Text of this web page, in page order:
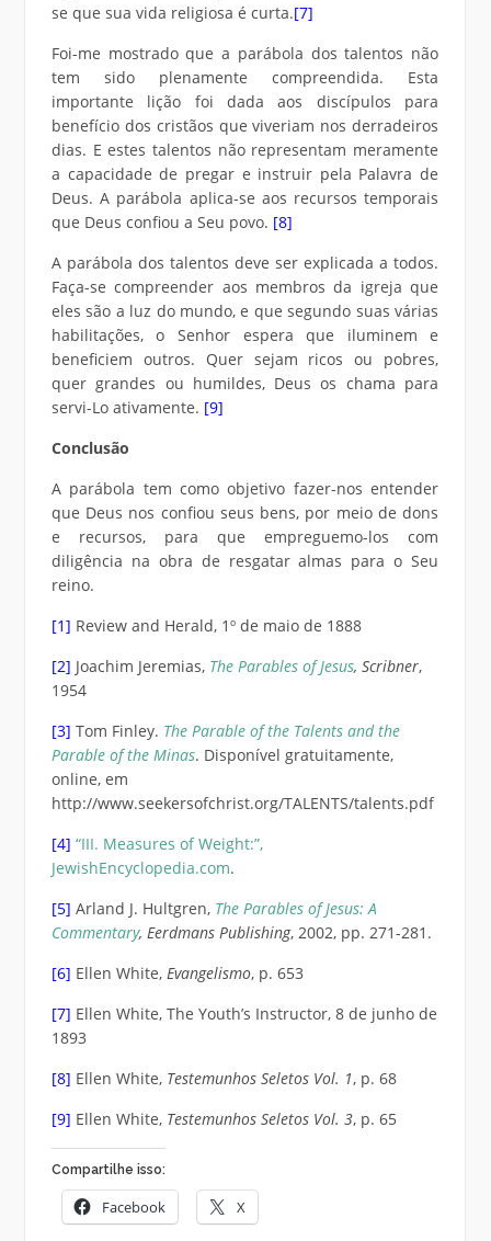
se que sua vida religiosa é curta.[7]
Foi-me mostrado que a parábola dos talentos não
tem sido plenamente compreendida. Esta
importante lição foi dada aos discípulos para
benefício dos cristãos que viveriam nos derradeiros
dias. E estes talentos não representam meramente
a capacidade de pregar e instruir pela Palavra de
Deus. A parábola aplica-se aos recursos temporais
que Deus confiou a Seu povo. [8]
A parábola dos talentos deve ser explicada a todos.
Faça-se compreender aos membros da igreja que
eles são a luz do mundo, e que segundo suas várias
habilitações, o Senhor espera que iluminem e
beneficiem outros. Quer sejam ricos ou pobres,
quer grandes ou humildes, Deus os chama para
servi-Lo ativamente. [9]
Conclusão
A parábola tem como objetivo fazer-nos entender
que Deus nos confiou seus bens, por meio de dons
e recursos, para que empreguemo-los com
diligência na obra de resgatar almas para o Seu
reino.
[1] Review and Herald, 1º de maio de 1888
[2] Joachim Jeremias, The Parables of Jesus, Scribner,
1954
[3] Tom Finley. The Parable of the Talents and the
Parable of the Minas. Disponível gratuitamente,
online, em
http://www.seekersofchrist.org/TALENTS/talents.pdf
[4] “III. Measures of Weight:”,
JewishEncyclopedia.com.
[5] Arland J. Hultgren, The Parables of Jesus: A
Commentary, Eerdmans Publishing, 2002, pp. 271-281.
[6] Ellen White, Evangelismo, p. 653
[7] Ellen White, The Youth’s Instructor, 8 de junho de
1893
[8] Ellen White, Testemunhos Seletos Vol. 1, p. 68
[9] Ellen White, Testemunhos Seletos Vol. 3, p. 65
Compartilhe isso:
Facebook X